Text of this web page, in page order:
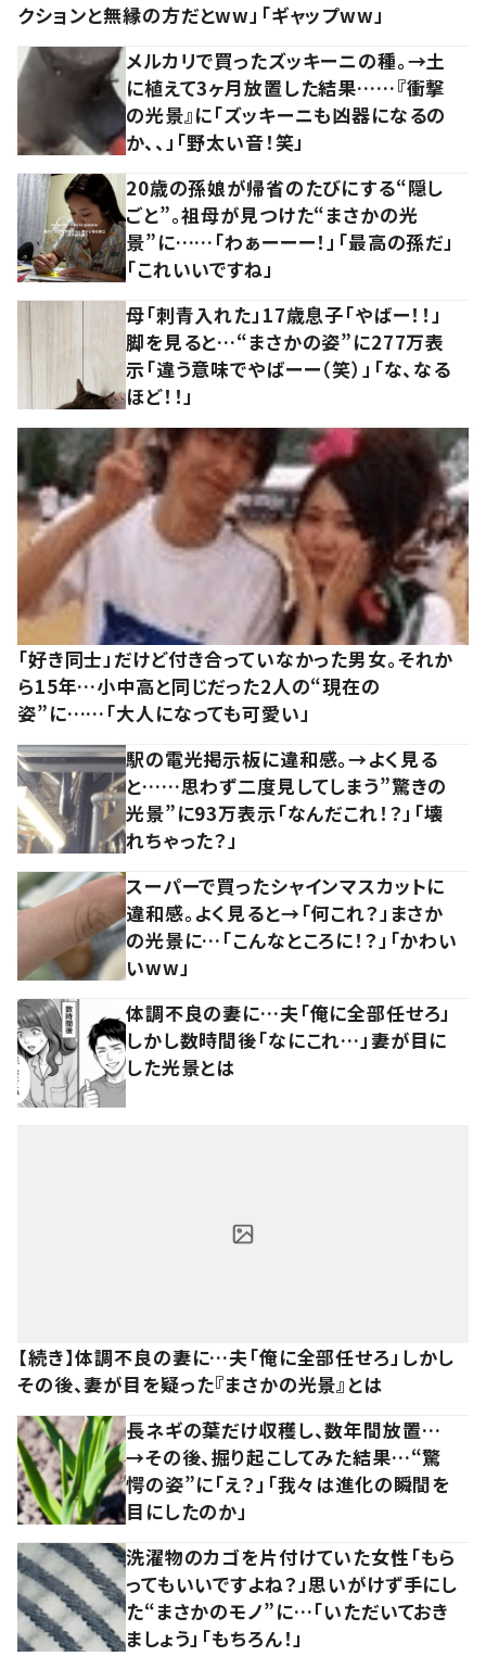
クションと無縁の方だとww」「ギャップww」
メルカリで買ったズッキーニの種。→土
に植えて3ヶ月放置した結果……『衝撃
の光景』に「ズッキーニも凶器になるの
か、、」「野太い音！笑」
20歳の孫娘が帰省のたびにする“隠し
ごと”。祖母が見つけた“まさかの光
景”に……「わぁーーー！」「最高の孫だ」
「これいいですね」
母「刺青入れた」17歳息子「やばー！！」
脚を見ると…“まさかの姿”に277万表
示「違う意味でやばーー（笑）」「な、なる
ほど！！」
「好き同士」だけど付き合っていなかった男女。それか
ら15年…小中高と同じだった2人の“現在の
姿”に……「大人になっても可愛い」
駅の電光掲示板に違和感。→よく見る
と……思わず二度見してしまう”驚きの
光景”に93万表示「なんだこれ！？」「壊
れちゃった？」
スーパーで買ったシャインマスカットに
違和感。よく見ると→「何これ？」まさか
の光景に…「こんなところに！？」「かわい
いww」
体調不良の妻に…夫「俺に全部任せろ」
しかし数時間後「なにこれ…」妻が目に
した光景とは
【続き】体調不良の妻に…夫「俺に全部任せろ」しかし
その後、妻が目を疑った『まさかの光景』とは
長ネギの葉だけ収穫し、数年間放置…
→その後、掘り起こしてみた結果…“驚
愕の姿”に「え？」「我々は進化の瞬間を
目にしたのか」
洗濯物のカゴを片付けていた女性「もら
ってもいいですよね？」思いがけず手にし
た“まさかのモノ”に…「いただいておき
ましょう」「もちろん！」